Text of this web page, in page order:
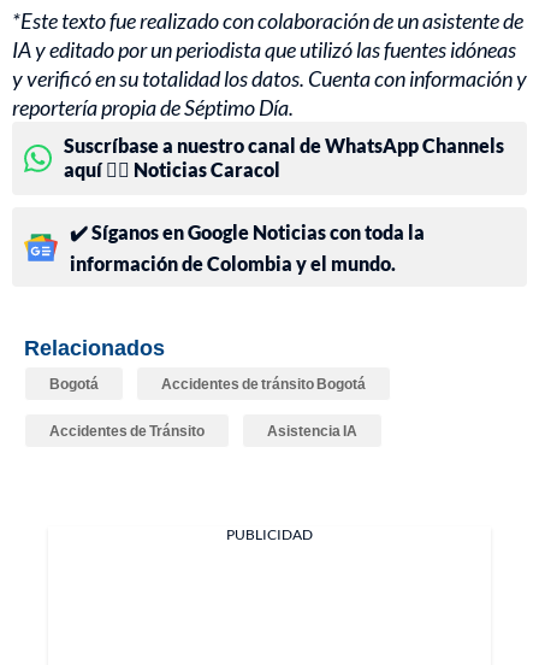
*Este texto fue realizado con colaboración de un asistente de
IA y editado por un periodista que utilizó las fuentes idóneas
y verificó en su totalidad los datos. Cuenta con información y
reportería propia de Séptimo Día.
Suscríbase a nuestro canal de WhatsApp Channels
aquí 👉🏻 Noticias Caracol
✔️ Síganos en Google Noticias con toda la
información de Colombia y el mundo.
Relacionados
Bogotá Accidentes de tránsito Bogotá
Accidentes de Tránsito Asistencia IA
PUBLICIDAD